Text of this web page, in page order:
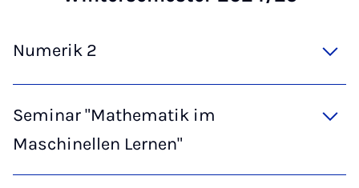
Numerik 2
Seminar "Mathematik im
Maschinellen Lernen"